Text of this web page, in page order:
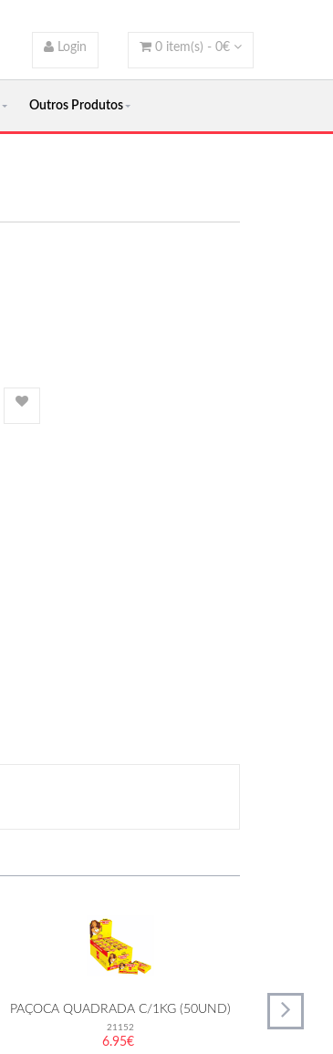
0 item(s) - 0€
Login
Outros Produtos
PAÇOCA QUADRADA C/1KG (50UND)
21152
6.95€